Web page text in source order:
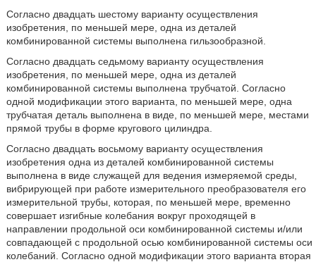
Согласно двадцать шестому варианту осуществления
изобретения, по меньшей мере, одна из деталей
комбинированной системы выполнена гильзообразной.
Согласно двадцать седьмому варианту осуществления
изобретения, по меньшей мере, одна из деталей
комбинированной системы выполнена трубчатой. Согласно
одной модификации этого варианта, по меньшей мере, одна
трубчатая деталь выполнена в виде, по меньшей мере, местами
прямой трубы в форме кругового цилиндра.
Согласно двадцать восьмому варианту осуществления
изобретения одна из деталей комбинированной системы
выполнена в виде служащей для ведения измеряемой среды,
вибрирующей при работе измерительного преобразователя его
измерительной трубы, которая, по меньшей мере, временно
совершает изгибные колебания вокруг проходящей в
направлении продольной оси комбинированной системы и/или
совпадающей с продольной осью комбинированной системы оси
колебаний. Согласно одной модификации этого варианта вторая